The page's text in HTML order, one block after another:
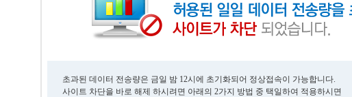
초과된 데이터 전송량은 금일 밤 12시에 초기화되어 정상접속이 가능합니다.
사이트 차단을 바로 해제 하시려면 아래의 2가지 방법 중 택일하여 적용하시면